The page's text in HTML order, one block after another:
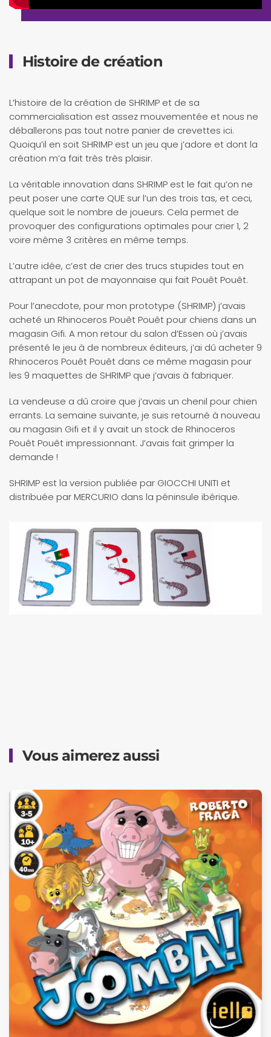
Histoire de création
L’histoire de la création de SHRIMP et de sa
commercialisation est assez mouvementée et nous ne
déballerons pas tout notre panier de crevettes ici.
Quoiqu’il en soit SHRIMP est un jeu que j’adore et dont la
création m’a fait très très plaisir.
La véritable innovation dans SHRIMP est le fait qu’on ne
peut poser une carte QUE sur l’un des trois tas, et ceci,
quelque soit le nombre de joueurs. Cela permet de
provoquer des configurations optimales pour crier 1, 2
voire même 3 critères en même temps.
L’autre idée, c’est de crier des trucs stupides tout en
attrapant un pot de mayonnaise qui fait Pouêt Pouêt.
Pour l’anecdote, pour mon prototype (SHRIMP) j’avais
acheté un Rhinoceros Pouêt Pouêt pour chiens dans un
magasin Gifi. A mon retour du salon d’Essen où j’avais
présenté le jeu à de nombreux éditeurs, j’ai dû acheter 9
Rhinoceros Pouêt Pouêt dans ce même magasin pour
les 9 maquettes de SHRIMP que j’avais à fabriquer.
La vendeuse a dû croire que j’avais un chenil pour chien
errants. La semaine suivante, je suis retourné à nouveau
au magasin Gifi et il y avait un stock de Rhinoceros
Pouêt Pouêt impressionnant. J’avais fait grimper la
demande !
SHRIMP est la version publiée par GIOCCHI UNITI et
distribuée par MERCURIO dans la péninsule ibérique.
Vous aimerez aussi